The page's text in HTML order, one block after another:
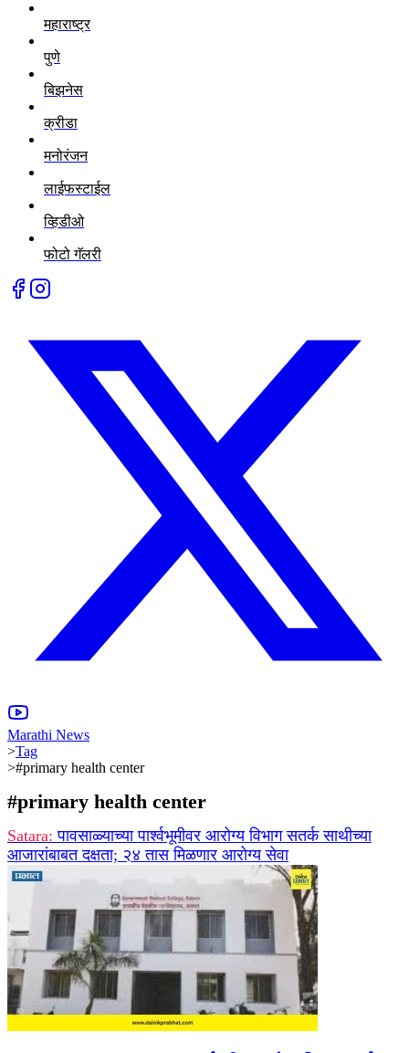
महाराष्ट्र
पुणे
बिझनेस
क्रीडा
मनोरंजन
लाईफस्टाईल
व्हिडीओ
फोटो गॅलरी
Marathi News
>Tag
>#primary health center
#primary health center
Satara: पावसाळ्याच्या पार्श्वभूमीवर आरोग्य विभाग सतर्क साथीच्या
आजारांबाबत दक्षता; २४ तास मिळणार आरोग्य सेवा